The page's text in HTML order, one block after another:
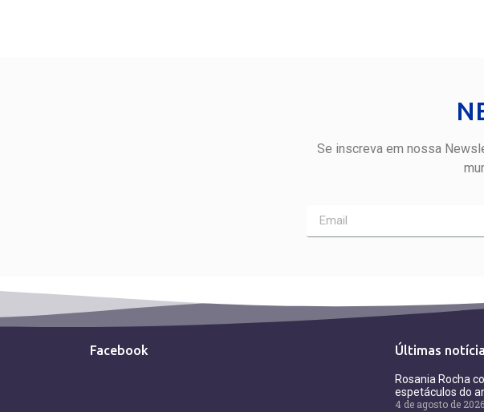
Se inscreva em nossa
Facebook Últimas
Rosania Rocha
espetáculos do
4 de agosto de 2026